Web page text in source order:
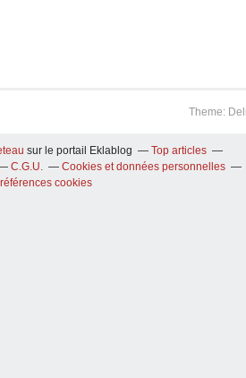
Theme:
sur le portail Eklablog
Top articles
C.G.U.
Cookies et données personnelles
cookies